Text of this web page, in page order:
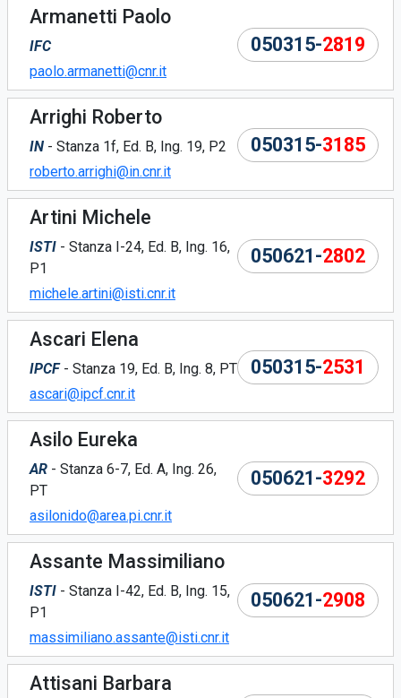
Armanetti Paolo
IFC
paolo.armanetti@cnr.it
050315-2819
Arrighi Roberto
IN - Stanza 1f, Ed. B, Ing. 19, P2
roberto.arrighi@in.cnr.it
050315-3185
Artini Michele
ISTI - Stanza I-24, Ed. B, Ing. 16,
P1
michele.artini@isti.cnr.it
050621-2802
Ascari Elena
IPCF- Stanza 19, Ed. B, Ing. 8, PT
ascari@ipcf.cnr.it
050315-2531
Asilo Eureka
AR - Stanza 6-7, Ed. A, Ing. 26,
PT
asilonido@area.pi.cnr.it
050621-3292
Assante Massimiliano
ISTI - Stanza I-42, Ed. B, Ing. 15,
P1
massimiliano.assante@isti.cnr.it
050621-2908
Attisani Barbara